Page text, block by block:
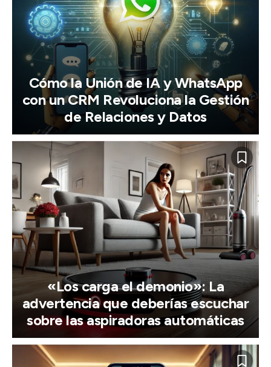
Cómo la Unión de IA y WhatsApp
con un CRM Revoluciona la Gestión
de Relaciones y Datos
«Los carga el demonio»: La
advertencia que deberías escuchar
sobre las aspiradoras automáticas